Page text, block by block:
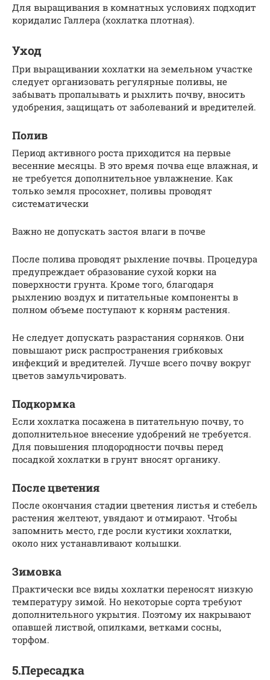
Для выращивания в комнатных условиях подходит
коридалис Галлера (хохлатка плотная).
Уход
При выращивании хохлатки на земельном участке
следует организовать регулярные поливы, не
забывать пропалывать и рыхлить почву, вносить
удобрения, защищать от заболеваний и вредителей.
Полив
Период активного роста приходится на первые
весенние месяцы. В это время почва еще влажная, и
не требуется дополнительное увлажнение. Как
только земля просохнет, поливы проводят
систематически
Важно не допускать застоя влаги в почве
После полива проводят рыхление почвы. Процедура
предупреждает образование сухой корки на
поверхности грунта. Кроме того, благодаря
рыхлению воздух и питательные компоненты в
полном объеме поступают к корням растения.
Не следует допускать разрастания сорняков. Они
повышают риск распространения грибковых
инфекций и вредителей. Лучше всего почву вокруг
цветов замульчировать.
Подкормка
Если хохлатка посажена в питательную почву, то
дополнительное внесение удобрений не требуется.
Для повышения плодородности почвы перед
посадкой хохлатки в грунт вносят органику.
После цветения
После окончания стадии цветения листья и стебель
растения желтеют, увядают и отмирают. Чтобы
запомнить место, где росли кустики хохлатки,
около них устанавливают колышки.
Зимовка
Практически все виды хохлатки переносят низкую
температуру зимой. Но некоторые сорта требуют
дополнительного укрытия. Поэтому их накрывают
опавшей листвой, опилками, ветками сосны,
торфом.
5.Пересадка